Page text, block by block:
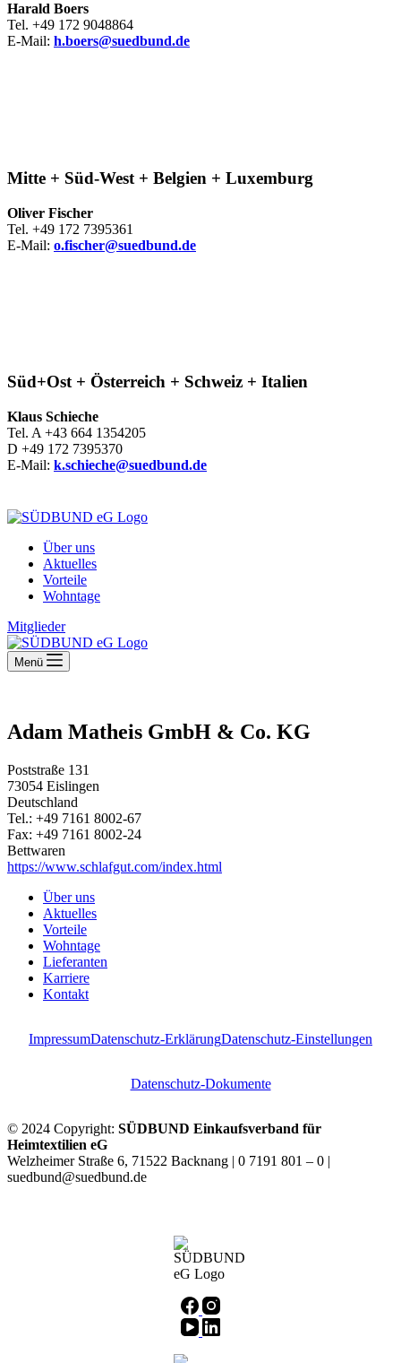
Harald Boers
Tel. +49 172 9048864
E-Mail: h.boers@suedbund.de
Mitte + Süd-West + Belgien + Luxemburg
Oliver Fischer
Tel. +49 172 7395361
E-Mail: o.fischer@suedbund.de
Süd+Ost + Österreich + Schweiz + Italien
Klaus Schieche
Tel. A +43 664 1354205
D +49 172 7395370
E-Mail: k.schieche@suedbund.de
Über uns
Aktuelles
Vorteile
Wohntage
Mitglieder
Menü
Adam Matheis GmbH & Co. KG
Poststraße 131
73054 Eislingen
Deutschland
Tel.: +49 7161 8002-67
Fax: +49 7161 8002-24
Bettwaren
https://www.schlafgut.com/index.html
Über uns
Aktuelles
Vorteile
Wohntage
Lieferanten
Karriere
Kontakt
ImpressumDatenschutz-ErklärungDatenschutz-Einstellungen
Datenschutz-Dokumente
© 2024 Copyright: SÜDBUND Einkaufsverband für
Heimtextilien eG
Welzheimer Straße 6, 71522 Backnang | 0 7191 801 – 0 |
suedbund@suedbund.de